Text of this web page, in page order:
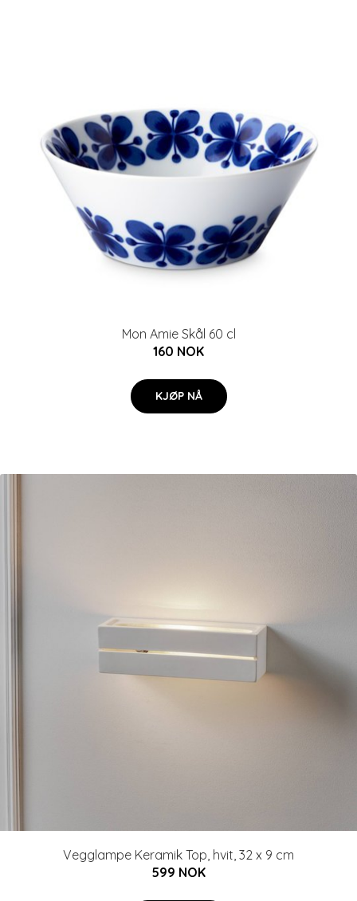
Mon Amie Skål 60 cl
160 NOK
KJØP NÅ
Vegglampe Keramik Top, hvit, 32 x 9 cm
599 NOK